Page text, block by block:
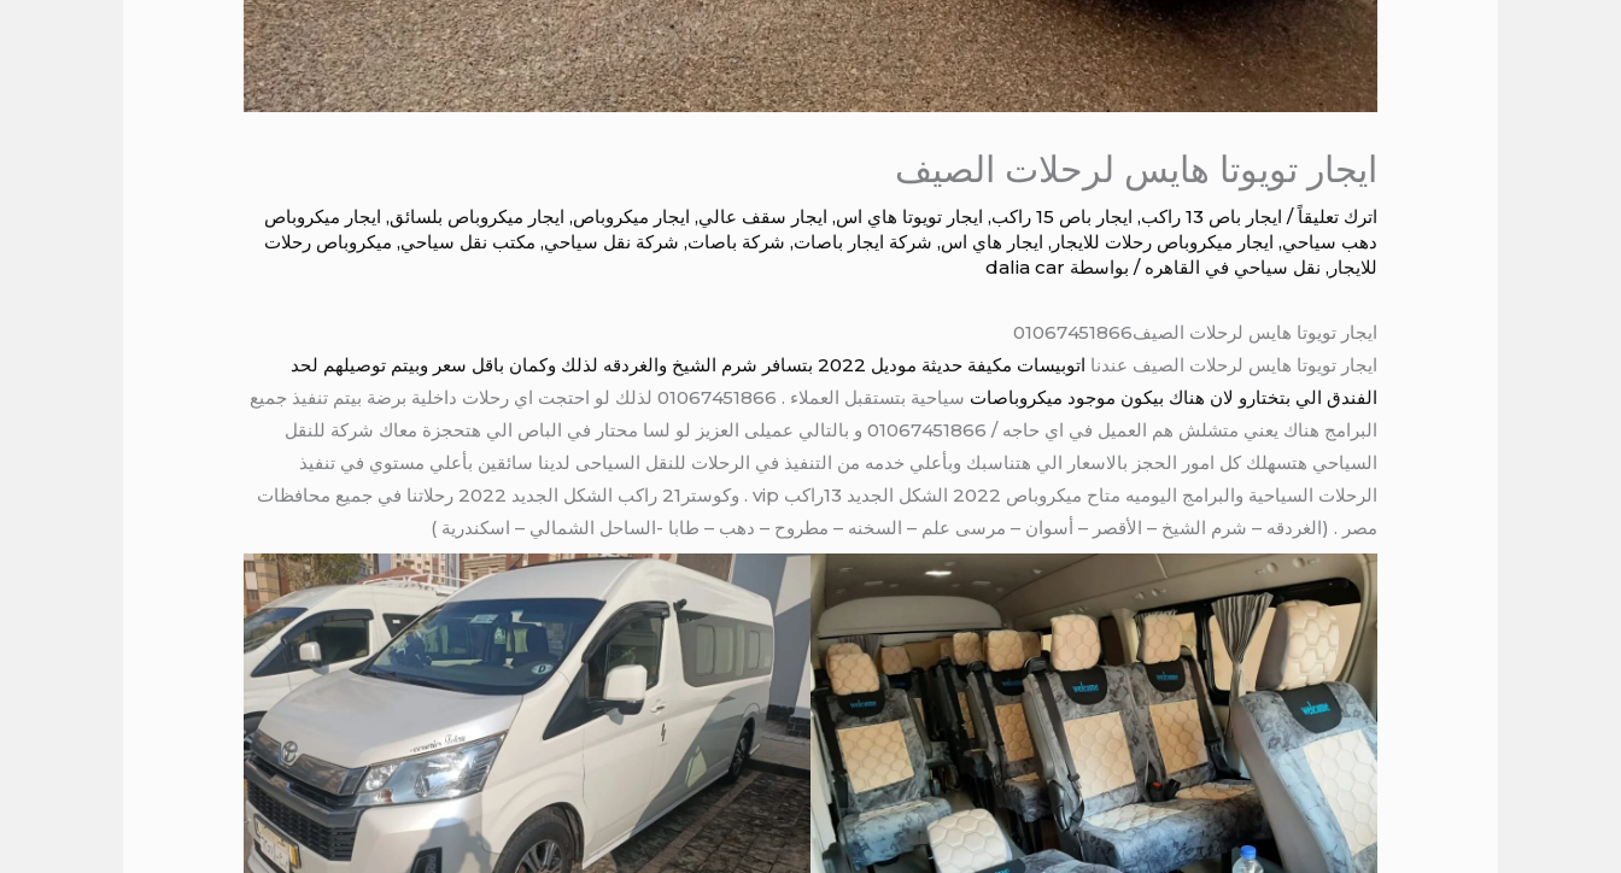
ايجار تويوتا هايس لرحلات الصيف
اترك تعليقاً / ايجار باص 13 راكب , ايجار باص 15 راكب , ايجار تويوتا هاي اس, ايجار سقف عالي, ايجار ميكروباص, ايجار ميكروباص بلسائق, ايجار ميكروباص
دهب سياحي, ايجار ميكروباص رحلات للايجار , ايجار هاي اس, شركة ايجار باصات, شركة باصات, شركة نقل سياحي, مكتب نقل سياحي, ميكروباص رحلات
للايجار , نقل سياحي في القاهره / بواسطة dalia car
ايجار تويوتا هايس لرحلات الصيف01067451866
ايجار تويوتا هايس لرحلات الصيف عندنا
اتوبيسات مكيفة حديثة موديل 2022 بتسافر شرم الشيخ والغردقه لذلك وكمان باقل سعر وبيتم توصيلهم لحد
الفندق الي بتختارو لان هناك بيكون موجود ميكروباصات
سياحية بتستقبل العملاء . 01067451866 لذلك لو احتجت اي رحلات داخلية برضة بيتم تنفيذ جميع
البرامج هناك يعني متشلش هم العميل في اي حاجه / 01067451866 و بالتالي عميلى العزيز لو لسا محتار في الباص الي هتحجزة معاك شركة للنقل
السياحي هتسهلك كل امور الحجز بالاسعار الي هتناسبك وبأعلي خدمه من التنفيذ في الرحلات للنقل السياحى لدينا سائقين بأعلي مستوي في تنفيذ
الرحلات السياحية والبرامج اليوميه متاح ميكروباص 2022 الشكل الجديد 13راكب vip . وكوستر21 راكب الشكل الجديد 2022 رحلاتنا في جميع محافظات
مصر . (الغردقه – شرم الشيخ – الأقصر – أسوان – مرسى علم – السخنه – مطروح – دهب – طابا -الساحل الشمالي – اسكندرية )